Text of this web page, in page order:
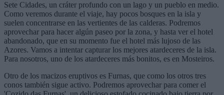
Sete Cidades, un cráter profundo con un lago y un pueblo en medio.
Como veremos durante el viaje, hay pocos bosques en la isla y
suelen concentrarse en las vertientes de las calderas. Podremos
aprovechar para hacer algún paseo por la zona, y hasta ver el hotel
abandonado, que en su momento fue el hotel más lujoso de las
Azores. Vamos a intentar capturar los mejores atardeceres de la isla.
Para nosotros, uno de los atardeceres más bonitos, es en Mosteiros.
Otro de los macizos eruptivos es Furnas, que como los otros tres
conos también sigue activo. Podremos aprovechar para comer el